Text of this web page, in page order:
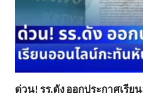
ด่วน! รร.ดัง ออกประกาศเรี